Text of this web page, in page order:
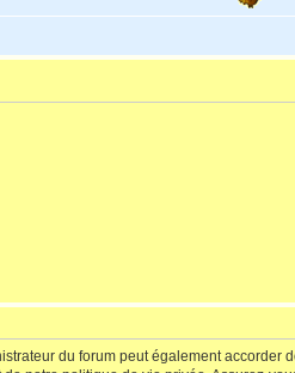
du forum peut également accorder